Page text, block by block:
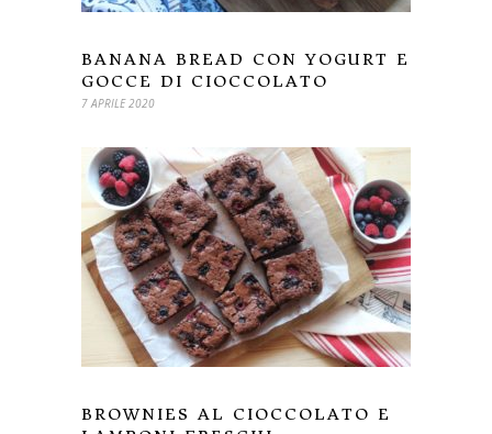
BANANA BREAD CON YOGURT E
GOCCE DI CIOCCOLATO
7 APRILE 2020
BROWNIES AL CIOCCOLATO E